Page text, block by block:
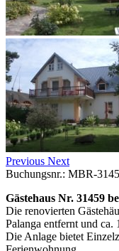
Previous Next
Buchungsnr.: MBR-
Gästehaus Nr. 31459
Die renovierten
Palanga entfernt und ca.
Die Anlage bietet